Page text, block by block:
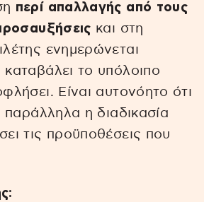
περί απαλλαγής από τους
και στη
ενημερώνεται
το υπόλοιπο
Είναι αυτονόητο ότι
παράλληλα η διαδικασία
τις προϋποθέσεις που